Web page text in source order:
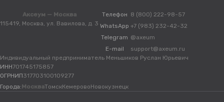
Аксеум — Москва
115419, Москва, ул. Вавилова, д. 3
Телефон 8 (800) 222-98-57
WhatsApp +7 (983) 232-42-32
Telegram @axeum
E-mail
support@axeum.ru
Индивидуальный предприниматель Меньшиков Руслан Юрьевич
ИНН701745175857
ОГРНИП317703100109277
Города: МоскваТомскКемеровоНовокузнецк